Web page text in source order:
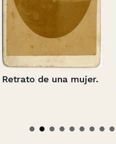
Retrato de una mujer.